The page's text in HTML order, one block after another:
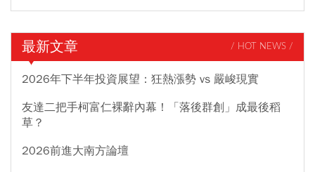
最新文章 / HOT NEWS /
2026年下半年投資展望：狂熱漲勢 vs 嚴峻現實
友達二把手柯富仁裸辭內幕！「落後群創」成最後稻
草？
2026前進大南方論壇